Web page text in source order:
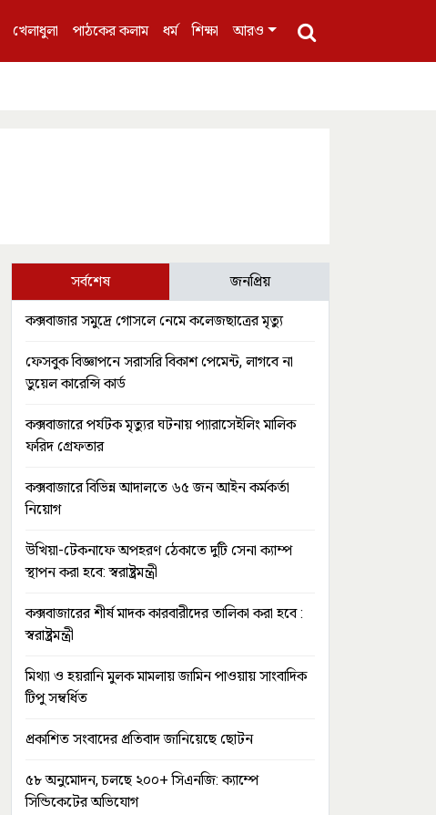
খেলাধুলা পাঠকের কলাম ধর্ম শিক্ষা আরও
সর্বশেষ জনপ্রিয়
কক্সবাজার সমুদ্রে গোসলে নেমে কলেজছাত্রের মৃত্যু
ফেসবুক বিজ্ঞাপনে সরাসরি বিকাশ পেমেন্ট, লাগবে না
ডুয়েল কারেন্সি কার্ড
কক্সবাজারে পর্যটক মৃত্যুর ঘটনায় প্যারাসেইলিং মালিক
ফরিদ গ্রেফতার
কক্সবাজারে বিভিন্ন আদালতে ৬৫ জন আইন কর্মকর্তা
নিয়োগ
উখিয়া-টেকনাফে অপহরণ ঠেকাতে দুটি সেনা ক্যাম্প
স্থাপন করা হবে: স্বরাষ্ট্রমন্ত্রী
কক্সবাজারের শীর্ষ মাদক কারবারীদের তালিকা করা হবে :
স্বরাষ্ট্রমন্ত্রী
মিথ্যা ও হয়রানি মুলক মামলায় জামিন পাওয়ায় সাংবাদিক
টিপু সম্বর্ধিত
প্রকাশিত সংবাদের প্রতিবাদ জানিয়েছে ছোটন
৫৮ অনুমোদন, চলছে ২০০+ সিএনজি: ক্যাম্পে
সিন্ডিকেটের অভিযোগ